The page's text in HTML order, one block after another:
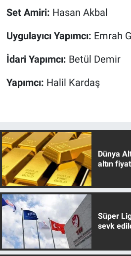
Set Amiri: Hasan Akbal
Uygulayıcı Yapımcı: Emrah
İdari Yapımcı: Betül Demir
Yapımcı: Halil Kardaş
Dünya
altın
Süper
sevk